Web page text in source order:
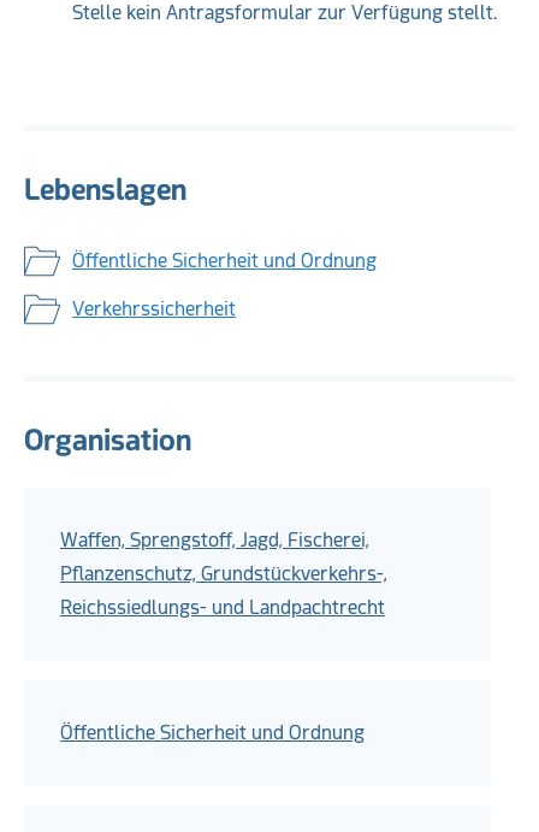
Stelle kein Antragsformular zur Verfügung stellt.
Lebenslagen
Öffentliche Sicherheit und Ordnung
Verkehrssicherheit
Organisation
Waffen, Sprengstoff, Jagd, Fischerei,
Pflanzenschutz, Grundstückverkehrs-,
Reichssiedlungs- und Landpachtrecht
Öffentliche Sicherheit und Ordnung